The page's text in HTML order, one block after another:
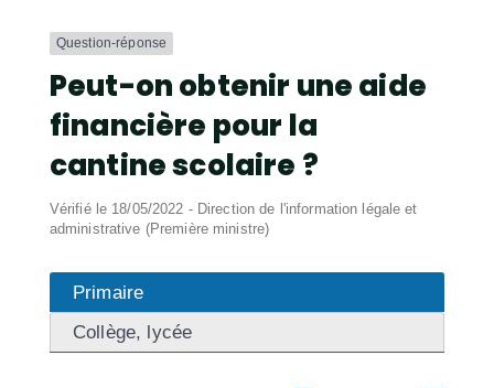
Question-réponse
Peut-on obtenir une aide
financière pour la
cantine scolaire ?
Vérifié le 18/05/2022 - Direction de l'information légale et
administrative (Première ministre)
Primaire
Collège, lycée